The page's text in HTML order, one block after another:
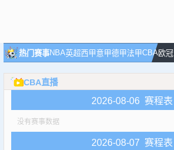
播
队
热门赛事NBA英超西甲意甲德甲法甲CBA欧冠
CBA直播
2026-08-06 赛程表
没有赛事数据
2026-08-07 赛程表